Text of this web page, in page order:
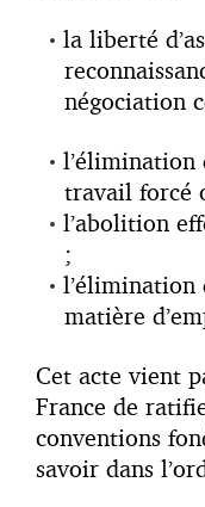
la liberté
négociation
l’élimination
travail forcé
l’abolition
;
matière
Cet acte vient
France de
conventions
savoir dans